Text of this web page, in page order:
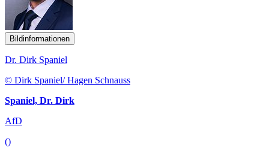
Bildinformationen
Dr. Dirk Spaniel
© Dirk Spaniel/ Hagen Schnauss
Spaniel, Dr. Dirk
AfD
()